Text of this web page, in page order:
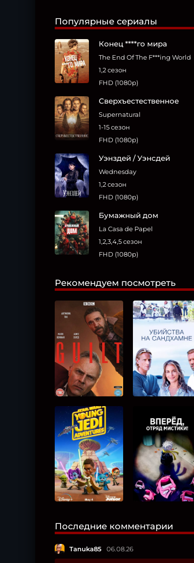
Популярные сериалы
Конец ****го мира
The End Of The F***ing World
1,2 сезон
FHD (1080p)
Сверхъестественное
Supernatural
1-15 сезон
FHD (1080p)
Уэнздей / Уэнсдей
Wednesday
1,2 сезон
FHD (1080p)
Бумажный дом
La Casa de Papel
1,2,3,4,5 сезон
FHD (1080p)
Рекомендуем посмотреть
Последние комментарии
Tanuka85 06.08.26